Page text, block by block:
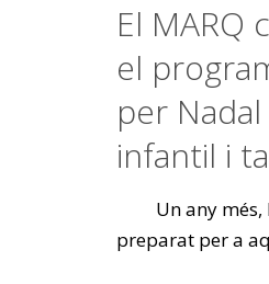
El MARQ
el
per
infantil i
Un any més,
preparat per a